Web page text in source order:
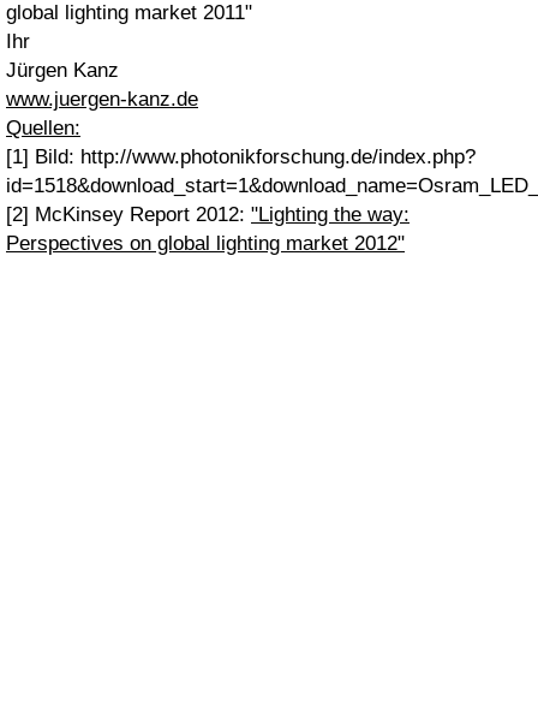
global lighting market 2011"
Ihr
Jürgen Kanz
www.juergen-kanz.de
Quellen:
[1] Bild: http://www.photonikforschung.de/index.php?
[2] McKinsey Report 2012: "Lighting the way:
Perspectives on global lighting market 2012"